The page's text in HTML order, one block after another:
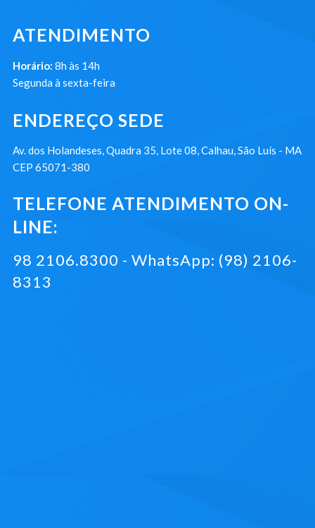
ATENDIMENTO
Horário: 8h às 14h
Segunda à sexta-feira
ENDEREÇO SEDE
Av. dos Holandeses, Quadra 35, Lote 08, Calhau, São Luís - MA
CEP 65071-380
TELEFONE ATENDIMENTO ON-
LINE:
98 2106.8300 - WhatsApp: (98) 2106-
8313